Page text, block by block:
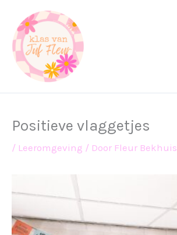
naar
inhoud
Positieve vlaggetjes
/ Leeromgeving / Door Fleur Bekhuis